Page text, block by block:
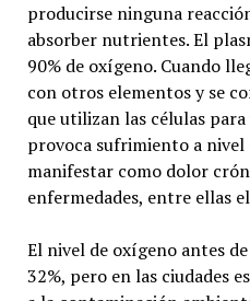
producirse ninguna
absorber nutrientes. El
90% de oxígeno. Cuando
con otros elementos y se
que utilizan las células
provoca sufrimiento a nivel
manifestar como dolor
enfermedades, entre ellas
El nivel de oxígeno antes
32%, pero en las ciudades